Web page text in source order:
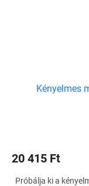
Kényelmes
20 415 Ft
Próbálja ki a